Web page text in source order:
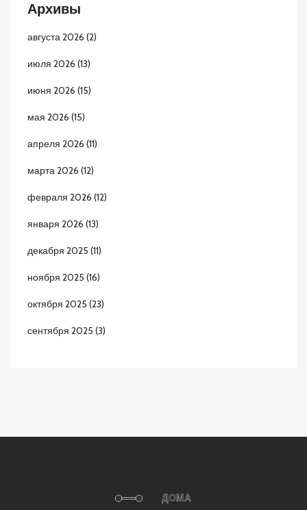
Архивы
августа 2026 (2)
июля 2026 (13)
июня 2026 (15)
мая 2026 (15)
апреля 2026 (11)
марта 2026 (12)
февраля 2026 (12)
января 2026 (13)
декабря 2025 (11)
ноября 2025 (16)
октября 2025 (23)
сентября 2025 (3)